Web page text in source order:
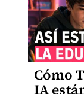
Cómo
IA